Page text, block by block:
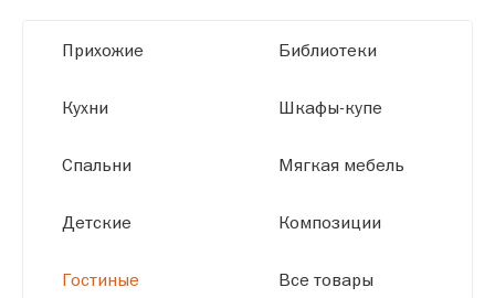
размерам.
Прихожие
Кухни
Спальни
Детские
Гостиные
Библиотеки
Шкафы-купе
Мягкая мебель
Композиции
Все товары